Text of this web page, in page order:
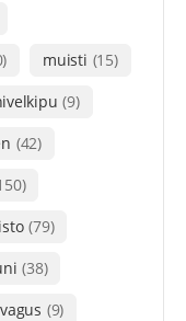
muisti (15)
(9)
(42)
(79)
(38)
vagus (9)